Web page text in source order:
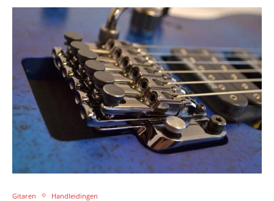
Gitaren Handleidingen